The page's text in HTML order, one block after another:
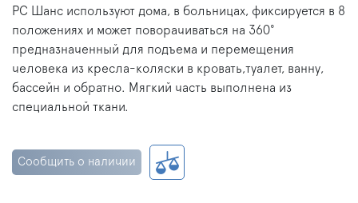
РС Шанс используют дома, в больницах, фиксируется в 8
положениях и может поворачиваться на 360°
предназначенный для подъема и перемещения
человека из кресла-коляски в кровать,туалет, ванну,
бассейн и обратно. Мягкий часть выполнена из
специальной ткани.
Сообщить о наличии